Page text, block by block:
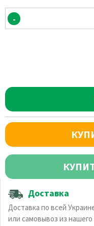
-
Доставка
Доставка по всей
или самовывоз из нашего